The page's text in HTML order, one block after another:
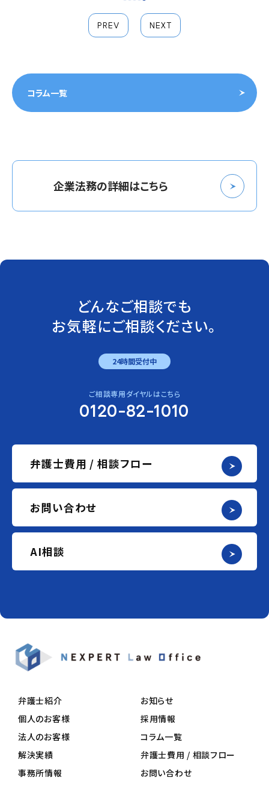
PREV NEXT
コラム一覧
企業法務の詳細はこちら
どんなご相談でも
お気軽にご相談ください。
24時間受付中
ご相談専用ダイヤルはこちら
0120-82-1010
弁護士費用 / 相談フロー
お問い合わせ
AI相談
弁護士紹介
個人のお客様
法人のお客様
解決実績
事務所情報
お知らせ
採用情報
コラム一覧
弁護士費用 / 相談フロー
お問い合わせ